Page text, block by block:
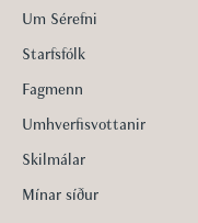
Um Sérefni
Starfsfólk
Fagmenn
Umhverfisvottanir
Skilmálar
Mínar síður